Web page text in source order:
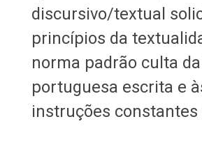
discursivo/textual
princípios da
norma padrão culta
portuguesa escrita e
instruções constantes